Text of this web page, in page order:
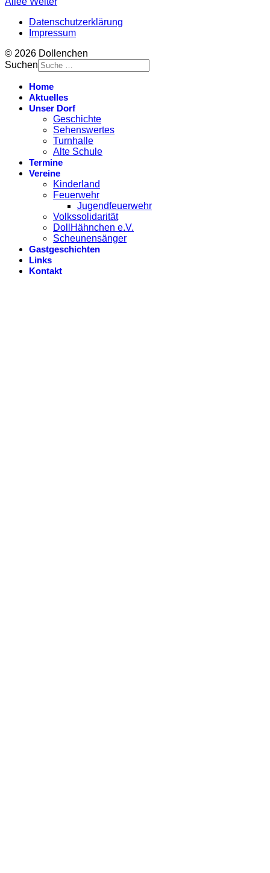
Datenschutzerklärung
Impressum
© 2026 Dollenchen
Suchen
Home
Aktuelles
Unser Dorf
Geschichte
Sehenswertes
Turnhalle
Alte Schule
Termine
Vereine
Kinderland
Feuerwehr
Jugendfeuerwehr
Volkssolidarität
DollHähnchen e.V.
Scheunensänger
Gastgeschichten
Links
Kontakt